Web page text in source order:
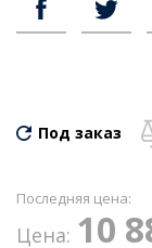
Под заказ
Последняя цена:
Цена: 10